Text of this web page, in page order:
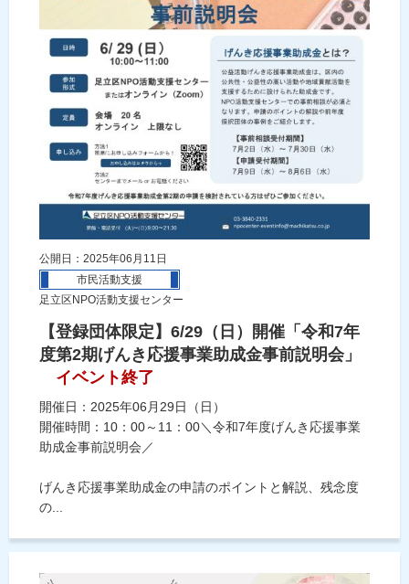
公開日：2025年06月11日
市民活動支援
足立区NPO活動支援センター
【登録団体限定】6/29（日）開催「令和7年
度第2期げんき応援事業助成金事前説明会」
イベント終了
開催日：2025年06月29日（日）
開催時間：10：00～11：00＼令和7年度げんき応援事業
助成金事前説明会／
げんき応援事業助成金の申請のポイントと解説、残念度
の...